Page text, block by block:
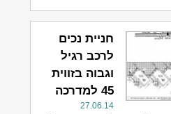
חניית נכים
לרכב רגיל
וגבוה בזווית
45 למדרכה
27.06.14